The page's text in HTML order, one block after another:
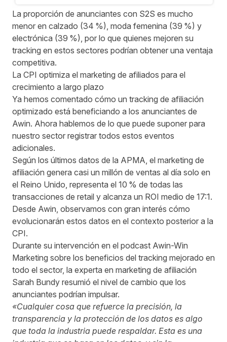
La proporción de anunciantes con S2S es mucho
menor en calzado (34 %), moda femenina (39 %) y
electrónica (39 %), por lo que quienes mejoren su
tracking en estos sectores podrían obtener una ventaja
competitiva.
La CPI optimiza el marketing de afiliados para el
crecimiento a largo plazo
Ya hemos comentado cómo un tracking de afiliación
optimizado está beneficiando a los anunciantes de
Awin. Ahora hablemos de lo que puede suponer para
nuestro sector registrar todos estos eventos
adicionales.
Según los últimos datos de la APMA, el marketing de
afiliación genera casi un millón de ventas al día solo en
el Reino Unido, representa el 10 % de todas las
transacciones de retail y alcanza un ROI medio de 17:1.
Desde Awin, observamos con gran interés cómo
evolucionarán estos datos en el contexto posterior a la
CPI.
Durante su intervención en el podcast Awin-Win
Marketing sobre los beneficios del tracking mejorado en
todo el sector, la experta en marketing de afiliación
Sarah Bundy resumió el nivel de cambio que los
anunciantes podrían impulsar.
«Cualquier cosa que refuerce la precisión, la
transparencia y la protección de los datos es algo
que toda la industria puede respaldar. Esta es una